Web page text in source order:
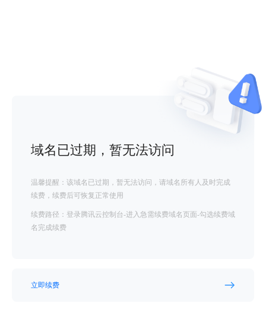
域名已过期，暂无法访问
温馨提醒：该域名已过期，暂无法访问，请域名所有人及时完成
续费，续费后可恢复正常使用
续费路径：登录腾讯云控制台-进入急需续费域名页面-勾选续费域
名完成续费
立即续费